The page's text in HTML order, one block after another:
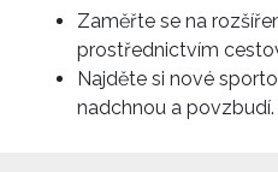
Zaměřte se na
prostřednictvím
Najděte si nové
nadchnou a povzbudí.